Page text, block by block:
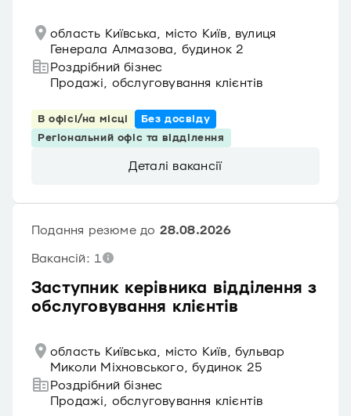
область Київська, місто Київ, вулиця
Генерала Алмазова, будинок 2
Роздрібний бізнес
Продажі, обслуговування клієнтів
В офісі/на місці
Без досвіду
Регіональний офіс та відділення
Деталі вакансії
Заступник керівника відділення з
обслуговування клієнтів
Подання резюме до 28.08.2026
Вакансій: 1
область Київська, місто Київ, бульвар
Миколи Міхновського, будинок 25
Роздрібний бізнес
Продажі, обслуговування клієнтів